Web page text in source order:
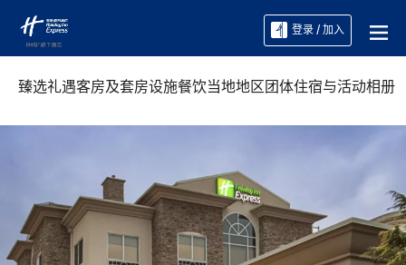
登录 / 加入
臻选礼遇客房及套房设施餐饮当地地区团体住宿与活动相册